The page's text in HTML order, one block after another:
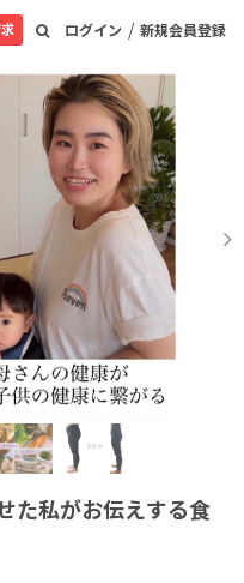
ログイン / 新規会員登録
た私がお伝えする食